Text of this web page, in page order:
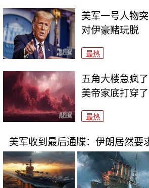
美军一号人物
对伊豪赌玩脱
最热
五角大楼急疯
美帝家底打穿了
最热
美军收到最后通牒：伊朗居然要